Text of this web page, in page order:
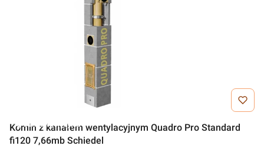
Darmowa wysyłka
Komin z kanałem wentylacyjnym Quadro Pro Standard
fi120 7,66mb Schiedel